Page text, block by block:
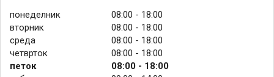
понеделник
08:00 - 18:00
вторник
08:00 - 18:00
среда
08:00 - 18:00
четврток
08:00 - 18:00
петок
08:00 - 18:00